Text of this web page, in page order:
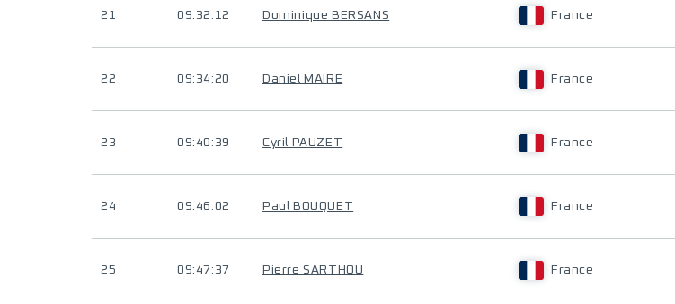
21 09:32:12 Dominique BERSANS France
22 09:34:20 Daniel MAIRE France
23 09:40:39 Cyril PAUZET France
24 09:46:02 Paul BOUQUET France
25 09:47:37 Pierre SARTHOU France